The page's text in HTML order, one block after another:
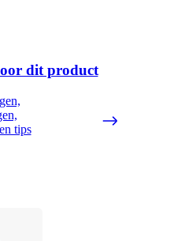
dit product
tips